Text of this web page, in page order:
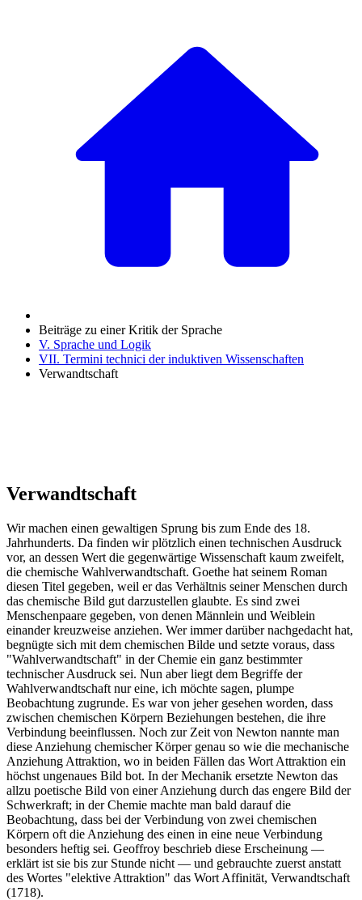
Beiträge zu einer Kritik der Sprache
V. Sprache und Logik
VII. Termini technici der induktiven Wissenschaften
Verwandtschaft
Verwandtschaft
Wir machen einen gewaltigen Sprung bis zum Ende des 18.
Jahrhunderts. Da finden wir plötzlich einen technischen Ausdruck
vor, an dessen Wert die gegenwärtige Wissenschaft kaum zweifelt,
die chemische Wahlverwandtschaft. Goethe hat seinem Roman
diesen Titel gegeben, weil er das Verhältnis seiner Menschen durch
das chemische Bild gut darzustellen glaubte. Es sind zwei
Menschenpaare gegeben, von denen Männlein und Weiblein
einander kreuzweise anziehen. Wer immer darüber nachgedacht hat,
begnügte sich mit dem chemischen Bilde und setzte voraus, dass
"Wahlverwandtschaft" in der Chemie ein ganz bestimmter
technischer Ausdruck sei. Nun aber liegt dem Begriffe der
Wahlverwandtschaft nur eine, ich möchte sagen, plumpe
Beobachtung zugrunde. Es war von jeher gesehen worden, dass
zwischen chemischen Körpern Beziehungen bestehen, die ihre
Verbindung beeinflussen. Noch zur Zeit von Newton nannte man
diese Anziehung chemischer Körper genau so wie die mechanische
Anziehung Attraktion, wo in beiden Fällen das Wort Attraktion ein
höchst ungenaues Bild bot. In der Mechanik ersetzte Newton das
allzu poetische Bild von einer Anziehung durch das engere Bild der
Schwerkraft; in der Chemie machte man bald darauf die
Beobachtung, dass bei der Verbindung von zwei chemischen
Körpern oft die Anziehung des einen in eine neue Verbindung
besonders heftig sei. Geoffroy beschrieb diese Erscheinung —
erklärt ist sie bis zur Stunde nicht — und gebrauchte zuerst anstatt
des Wortes "elektive Attraktion" das Wort Affinität, Verwandtschaft
(1718).